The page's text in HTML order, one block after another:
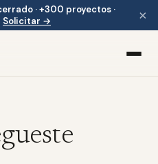
· +300 proyectos ·
Solicitar → ×